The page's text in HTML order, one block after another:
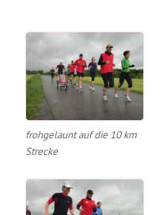
frohgelaunt auf die 10 km
Strecke